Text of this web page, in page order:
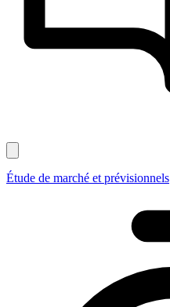
Étude de marché et prévisionnels